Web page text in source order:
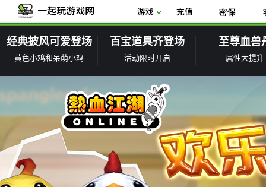
经典披风可爱登场
黄色小鸡和呆萌小鸡
百宝道具齐登场
活动限时开启
至尊血兽
属性大提升